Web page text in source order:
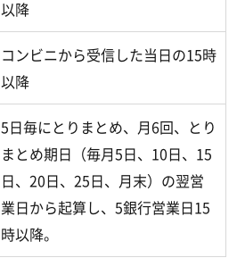
以降
コンビニから受信した当日の15時
以降
5日毎にとりまとめ、月6回、とり
まとめ期日（毎月5日、10日、15
日、20日、25日、月末）の翌営
業日から起算し、5銀行営業日15
時以降。